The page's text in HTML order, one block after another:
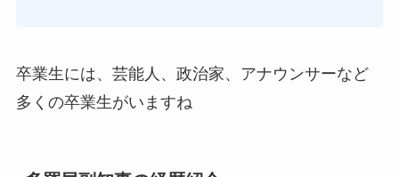
卒業生には、芸能人、政治家、アナウンサーなど
多くの卒業生がいますね